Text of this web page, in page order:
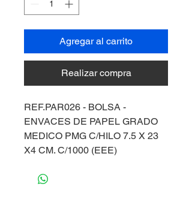
Agregar al carrito
Realizar compra
REF.PAR026 - BOLSA -
ENVACES DE PAPEL GRADO
MEDICO PMG C/HILO 7.5 X 23
X4 CM. C/1000 (EEE)